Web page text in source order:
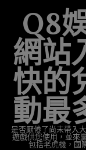
contentQ8
網站
快的
動最
是否厭倦了尚未帶入
遊戲供您使用，並來
包括老虎機，國